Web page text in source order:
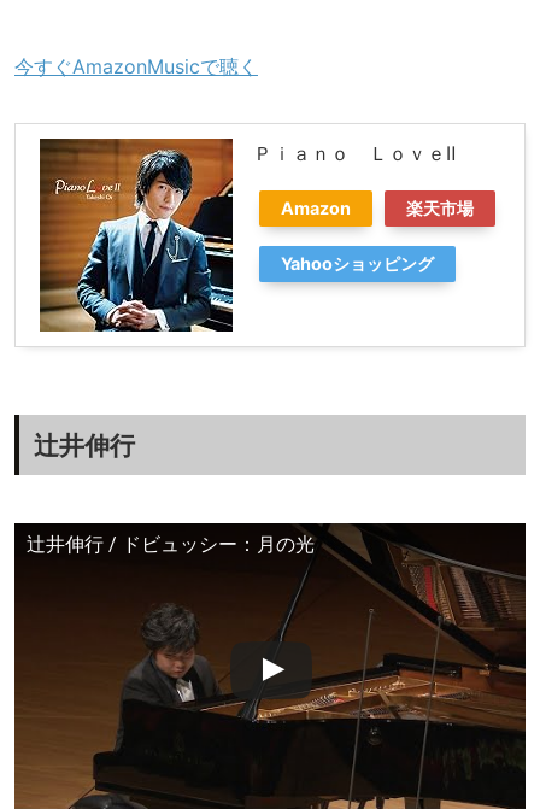
今すぐAmazonMusicで聴く
Ｐｉａｎｏ ＬｏｖｅⅡ
Amazon 楽天市場
Yahooショッピング
辻井伸行
辻井伸行 / ドビュッシー：月の光